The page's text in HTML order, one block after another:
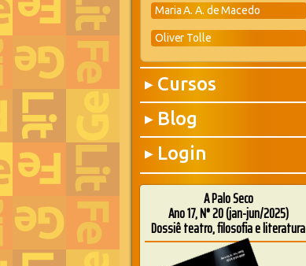
Maria A. A. de Macedo
Oliver Tolle
▶ Cursos
▶ Blog
▶ Login
A Palo Seco
Ano 17, N° 20 (jan-jun/2025)
Dossiê teatro, filosofia e literatura